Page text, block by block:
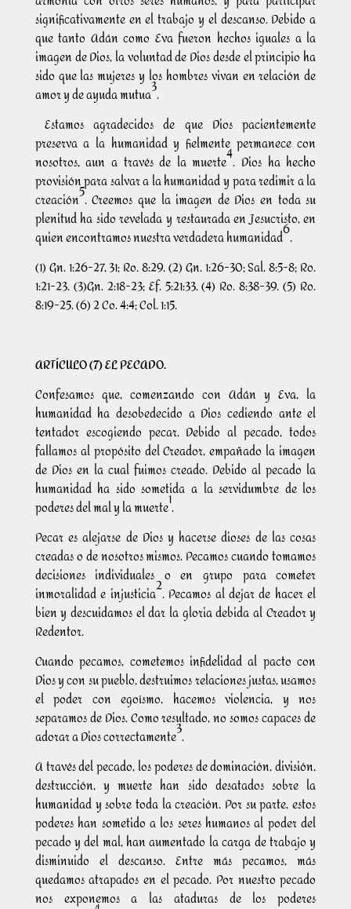
significativamente en el trabajo y el descanso. Debido a
que tanto Adán como Eva fueron hechos iguales a la
imagen de Dios, la voluntad de Dios desde el principio ha
sido que las mujeres y los hombres vivan en relación de
amor y de ayuda mutua3.
Estamos agradecidos de que Dios pacientemente
preserva a la humanidad y fielmente permanece con
nosotros, aun a través de la muerte4. Dios ha hecho
provisión para salvar a la humanidad y para redimir a la
creación5. Creemos que la imagen de Dios en toda su
plenitud ha sido revelada y restaurada en Jesucristo, en
quien encontramos nuestra verdadera humanidad6.
(1) Gn. 1:26-27, 31; Ro. 8:29. (2) Gn. 1:26-30; Sal. 8:5-8; Ro.
1:21-23. (3)Gn. 2:18-23; Ef. 5:21:33. (4) Ro. 8:38-39. (5) Ro.
8:19-25. (6) 2 Co. 4:4; Col. 1:15.
ARTÍCULO (7) EL PECADO.
Confesamos que, comenzando con Adán y Eva, la
humanidad ha desobedecido a Dios cediendo ante el
tentador escogiendo pecar. Debido al pecado, todos
fallamos al propósito del Creador, empañado la imagen
de Dios en la cual fuimos creado. Debido al pecado la
humanidad ha sido sometida a la servidumbre de los
poderes del mal y la muerte1.
Pecar es alejarse de Dios y hacerse dioses de las cosas
creadas o de nosotros mismos. Pecamos cuando tomamos
decisiones individuales o en grupo para cometer
inmoralidad e injusticia2. Pecamos al dejar de hacer el
bien y descuidamos el dar la gloria debida al Creador y
Redentor.
Cuando pecamos, cometemos infidelidad al pacto con
Dios y con su pueblo, destruimos relaciones justas, usamos
el poder con egoísmo, hacemos violencia, y nos
separamos de Dios. Como resultado, no somos capaces de
adorar a Dios correctamente3.
A través del pecado, los poderes de dominación, división,
destrucción, y muerte han sido desatados sobre la
humanidad y sobre toda la creación. Por su parte, estos
poderes han sometido a los seres humanos al poder del
pecado y del mal, han aumentado la carga de trabajo y
disminuido el descanso. Entre más pecamos, más
quedamos atrapados en el pecado. Por nuestro pecado
nos exponemos a las ataduras de los poderes